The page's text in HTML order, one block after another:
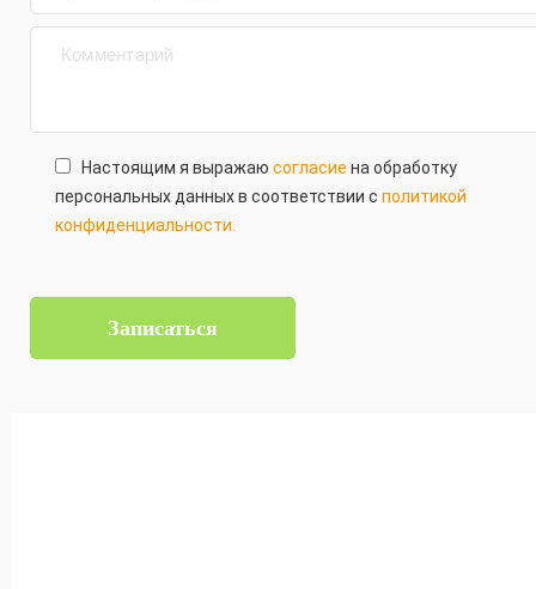
Настоящим я выражаю согласие на обработку
персональных данных в соответствии с политикой
конфиденциальности.